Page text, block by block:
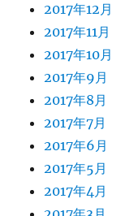
2017年12月
2017年11月
2017年10月
2017年9月
2017年8月
2017年7月
2017年6月
2017年5月
2017年4月